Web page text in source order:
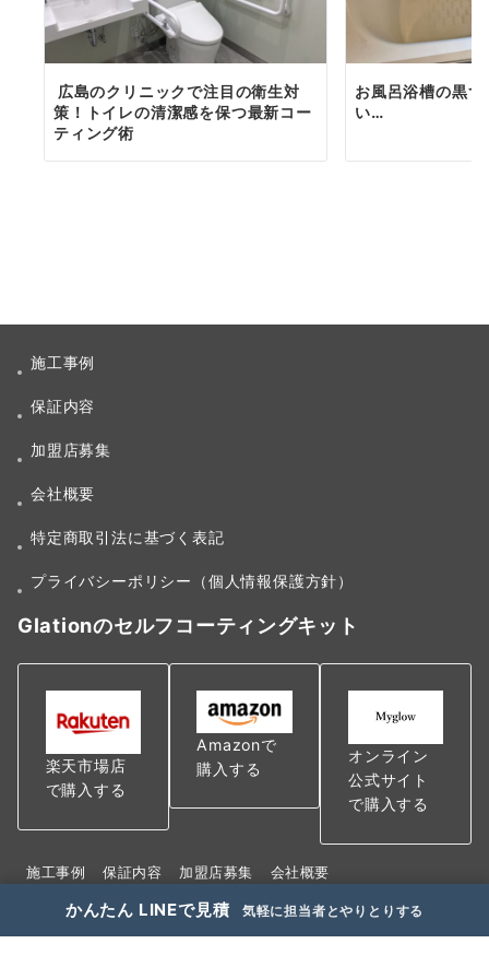
広島のクリニックで注目の衛生対
策！トイレの清潔感を保つ最新コー
ティング術
お風呂浴槽の黒
い…
施工事例
保証内容
加盟店募集
会社概要
特定商取引法に基づく表記
プライバシーポリシー（個人情報保護方針）
Glationのセルフコーティングキット
楽天市場店
で購入する
Amazonで
購入する
オンライン
公式サイト
で購入する
施工事例 保証内容 加盟店募集
会社概要
特定商取引法に基づく表記
プライバシーポリシー（個人情報保護方針）
かんたん LINEで見積 気軽に担当者とやりとりする